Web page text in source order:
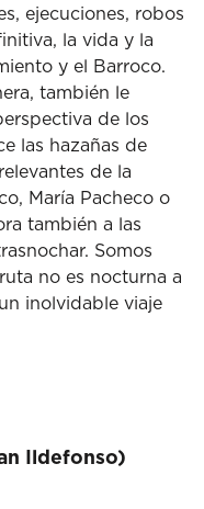
ejecuciones, robos
la vida y la
y el Barroco.
también le
de los
las hazañas de
de la
María Pacheco o
también a las
Somos
no es nocturna a
inolvidable viaje
Ildefonso)